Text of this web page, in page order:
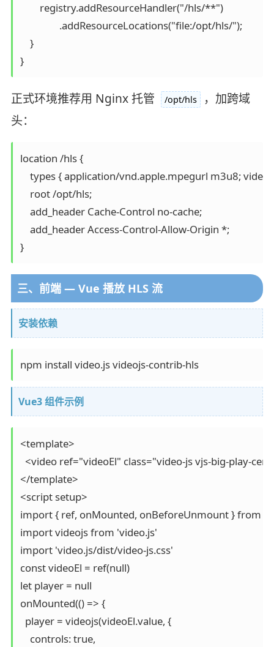
        registry.addResourceHandler("/hls/**")
                .addResourceLocations("file:/opt/hls/");
    }
}
正式环境推荐用 Nginx 托管 /opt/hls
，加跨域
头：
location /hls {
types { application/vnd.apple.mpegurl m3u8;
    root /opt/hls;
    add_header Cache-Control no-cache;
    add_header Access-Control-Allow-Origin *;
}
三、前端 — Vue 播放 HLS 流
安装依赖
npm install video.js videojs-contrib-hls
Vue3 组件示例
<template>
<video ref="videoEl" class="video-js vjs-big-play-
</template>
<script setup>
import { ref, onMounted, onBeforeUnmount } from
import videojs from 'video.js'
import 'video.js/dist/video-js.css'
const videoEl = ref(null)
let player = null
onMounted(() => {
  player = videojs(videoEl.value, {
    controls: true,